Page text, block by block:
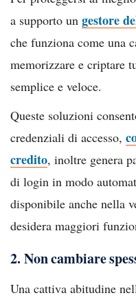
a supporto un gestore
che funziona come una
memorizzare e criptare
semplice e veloce.
Queste soluzioni
credenziali di accesso,
credito, inoltre genera
di login in modo
disponibile anche nella
desidera maggiori
2. Non cambiare
Una cattiva abitudine